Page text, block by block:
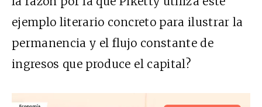
ejemplo literario concreto para ilustrar la
permanencia y el flujo constante de
ingresos que produce el capital?